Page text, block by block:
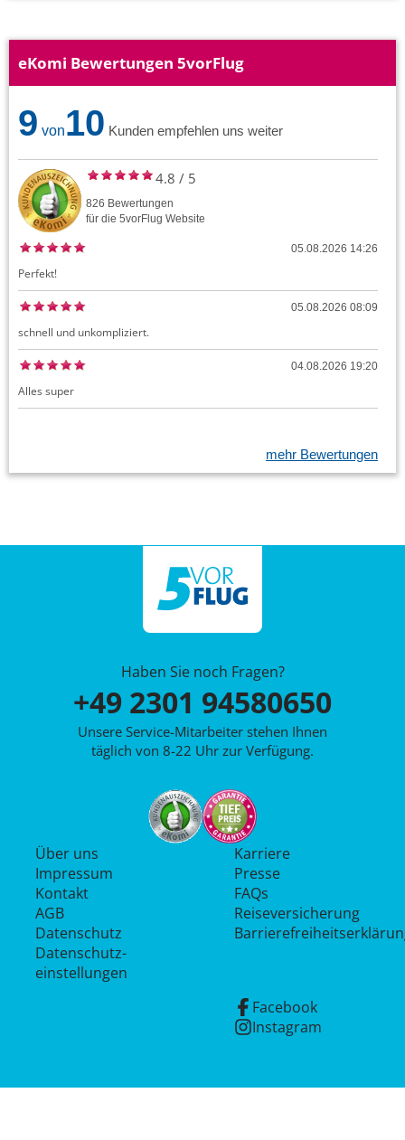
eKomi Bewertungen 5vorFlug
9 von10 Kunden empfehlen uns weiter
4.8 / 5
826 Bewertungen
für die 5vorFlug Website
05.08.2026 14:26
Perfekt!
05.08.2026 08:09
schnell und unkompliziert.
04.08.2026 19:20
Alles super
mehr Bewertungen
Haben Sie noch Fragen?
+49 2301 94580650
Unsere Service-Mitarbeiter stehen Ihnen
täglich von 8-22 Uhr zur Verfügung.
Über uns
Impressum
Kontakt
AGB
Datenschutz
Datenschutz­
einstellungen
Karriere
Presse
FAQs
Reiseversicherung
Facebook
Instagram